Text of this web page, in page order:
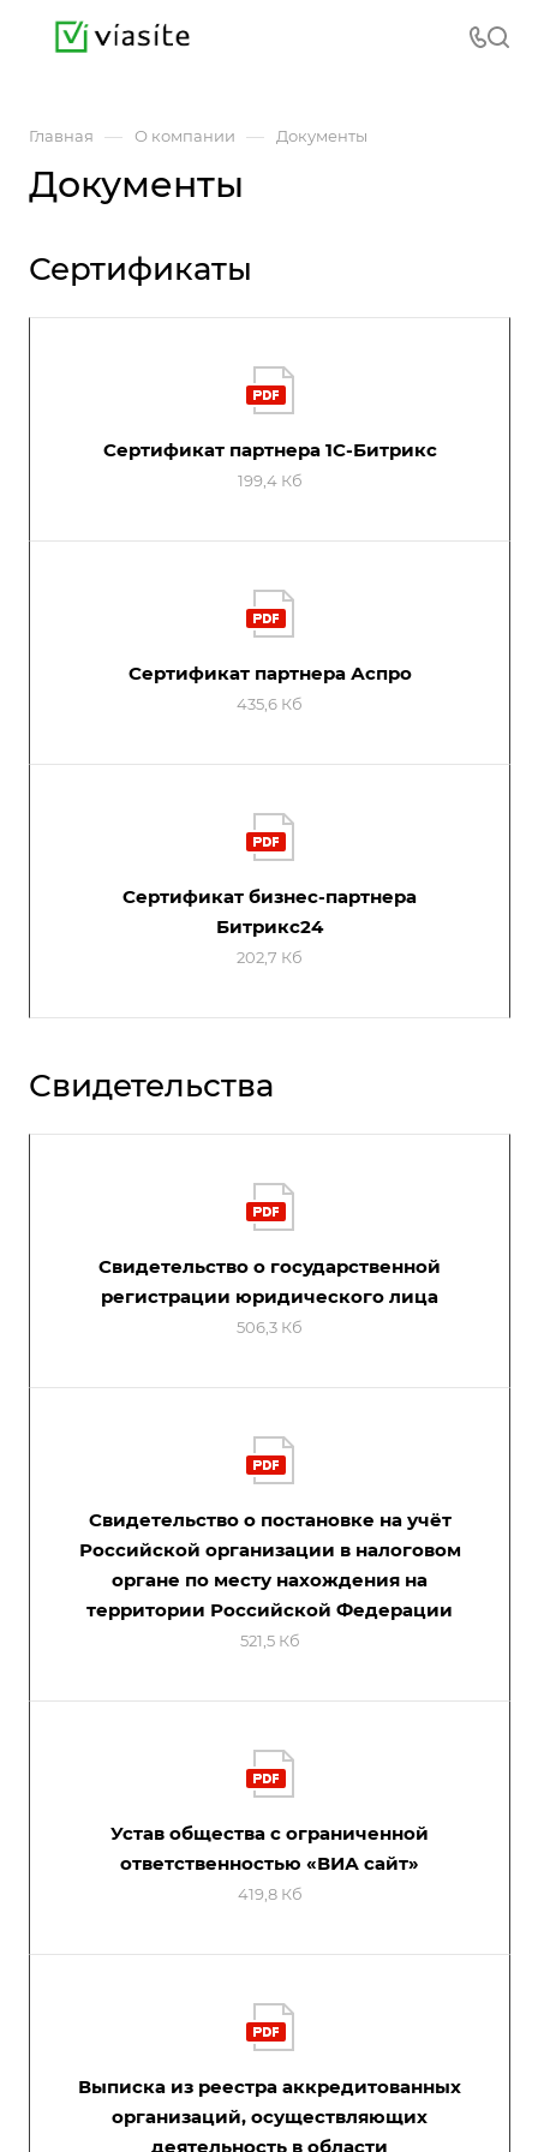
Главная — О компании — Документы
Документы
Сертификаты
Сертификат партнера 1C-Битрикс
199,4 Кб
Сертификат партнера Аспро
435,6 Кб
Сертификат бизнес-партнера
Битрикс24
202,7 Кб
Свидетельства
Свидетельство о государственной
регистрации юридического лица
506,3 Кб
Свидетельство о постановке на учёт
Российской организации в налоговом
органе по месту нахождения на
территории Российской Федерации
521,5 Кб
Устав общества с ограниченной
ответственностью «ВИА сайт»
419,8 Кб
Выписка из реестра аккредитованных
организаций, осуществляющих
деятельность в области